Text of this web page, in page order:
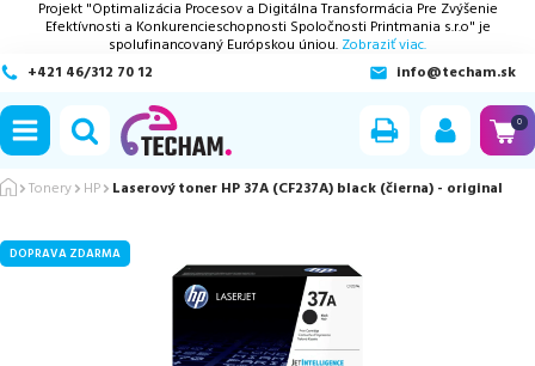
Projekt "Optimalizácia Procesov a Digitálna Transformácia Pre Zvýšenie
Efektívnosti a Konkurencieschopnosti Spoločnosti Printmania s.r.o" je
spolufinancovaný Európskou úniou. Zobraziť viac.
+421 46/312 70 12
info@techam.sk
0
Tonery HP Laserový toner HP 37A (CF237A) black (čierna) - original
DOPRAVA ZDARMA